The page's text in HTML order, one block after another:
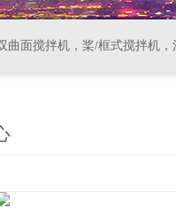
搅拌机，桨/框式搅拌机，污泥回